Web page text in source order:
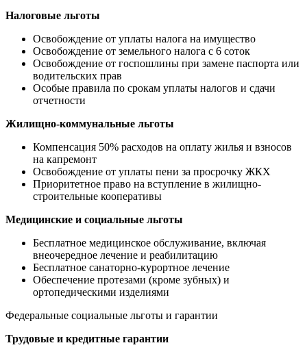
Налоговые льготы
Освобождение от уплаты налога на имущество
Освобождение от земельного налога с 6 соток
Освобождение от госпошлины при замене паспорта или
водительских прав
Особые правила по срокам уплаты налогов и сдачи
отчетности
Жилищно-коммунальные льготы
Компенсация 50% расходов на оплату жилья и взносов
на капремонт
Освобождение от уплаты пени за просрочку ЖКХ
Приоритетное право на вступление в жилищно-
строительные кооперативы
Медицинские и социальные льготы
Бесплатное медицинское обслуживание, включая
внеочередное лечение и реабилитацию
Бесплатное санаторно-курортное лечение
Обеспечение протезами (кроме зубных) и
ортопедическими изделиями
Федеральные социальные льготы и гарантии
Трудовые и кредитные гарантии